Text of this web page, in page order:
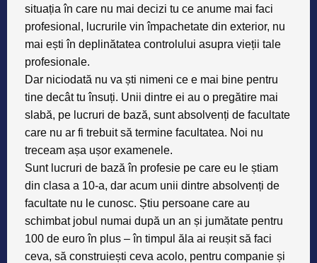
situația în care nu mai decizi tu ce anume mai faci
profesional, lucrurile vin împachetate din exterior, nu
mai ești în deplinătatea controlului asupra vieții tale
profesionale.
Dar niciodată nu va ști nimeni ce e mai bine pentru
tine decât tu însuți. Unii dintre ei au o pregătire mai
slabă, pe lucruri de bază, sunt absolvenți de facultate
care nu ar fi trebuit să termine facultatea. Noi nu
treceam așa ușor examenele.
Sunt lucruri de bază în profesie pe care eu le știam
din clasa a 10-a, dar acum unii dintre absolvenți de
facultate nu le cunosc. Știu persoane care au
schimbat jobul numai după un an și jumătate pentru
100 de euro în plus – în timpul ăla ai reușit să faci
ceva, să construiești ceva acolo, pentru companie și